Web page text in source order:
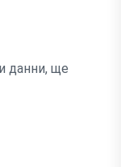
данни, ще